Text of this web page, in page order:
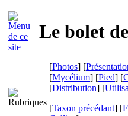
Le bolet
[Photos] [
[Mycélium] [Pied] [
[Distribution] [
[Taxon précédant] [